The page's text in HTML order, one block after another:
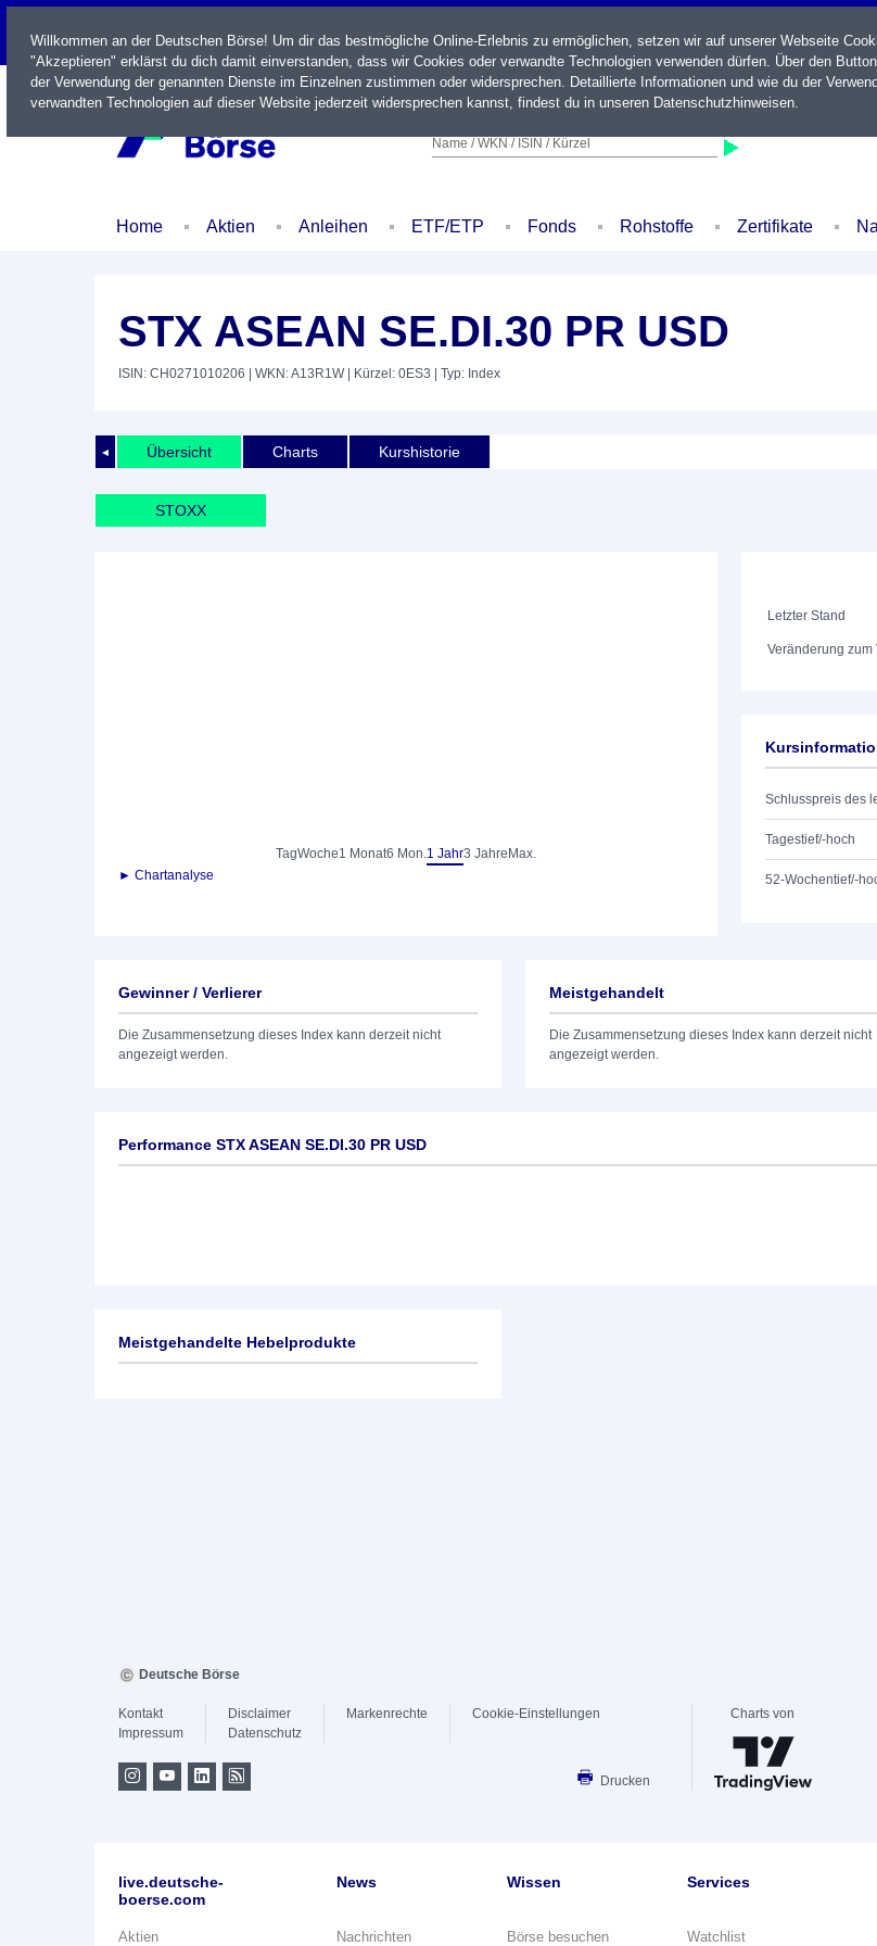
LIVE
Name / WKN / ISIN / Kürzel
Home Aktien Anleihen ETF/ETP Fonds Rohstoffe Zertifikate
STX ASEAN SE.DI.30 PR USD
ISIN: CH0271010206 | WKN: A13R1W| Kürzel: 0ES3 | Typ: Index
◄ Übersicht Charts Kurshistorie
STOXX
TagWoche1 Monat6 Mon.1 Jahr3 Jahre Max.
► Chartanalyse
Letzter Stand
Veränderung zum
Schlusspreis des
Tagestief/-hoch
52-Wochentief/-
Gewinner / Verlierer
Die Zusammensetzung dieses Index kann derzeit nicht
angezeigt werden.
Meistgehandelt
Die Zusammensetzung dieses Index kann derzeit nicht
angezeigt werden.
Performance STX ASEAN SE.DI.30 PR USD
Meistgehandelte Hebelprodukte
Willkommen an der Deutschen Börse! Um dir das bestmögliche Online-Erlebnis zu ermöglichen, setzen wir auf unserer Webseite
"Akzeptieren" erklärst du dich damit einverstanden, dass wir Cookies oder verwandte Technologien verwenden dürfen. Über den
der Verwendung der genannten Dienste im Einzelnen zustimmen oder widersprechen. Detaillierte Informationen und wie du der
verwandten Technologien auf dieser Website jederzeit widersprechen kannst, findest du in unseren Datenschutzhinweisen.
Deutsche Börse
Kontakt
Impressum
Disclaimer
Datenschutz
Markenrechte Cookie-Einstellungen
Drucken
Charts von
live.deutsche-
boerse.com
Aktien
News
Nachrichten
Wissen
Börse besuchen
Services
Watchlist